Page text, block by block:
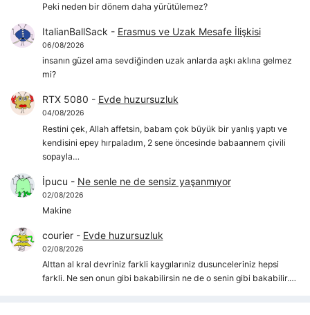
Peki neden bir dönem daha yürütülemez?
ItalianBallSack - Erasmus ve Uzak Mesafe İlişkisi
06/08/2026
insanın güzel ama sevdiğinden uzak anlarda aşkı aklına gelmez
mi?
RTX 5080 - Evde huzursuzluk
04/08/2026
Restini çek, Allah affetsin, babam çok büyük bir yanlış yaptı ve
kendisini epey hırpaladım, 2 sene öncesinde babaannem çivili
sopayla…
İpucu - Ne senle ne de sensiz yaşanmıyor
02/08/2026
Makine
courier- Evde huzursuzluk
02/08/2026
Alttan al kral devriniz farkli kaygılarıniz dusunceleriniz hepsi
farkli. Ne sen onun gibi bakabilirsin ne de o senin gibi bakabilir.…